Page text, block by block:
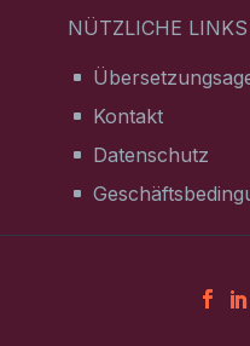
NÜTZLICHE LINKS
Kontakt
Datenschutz